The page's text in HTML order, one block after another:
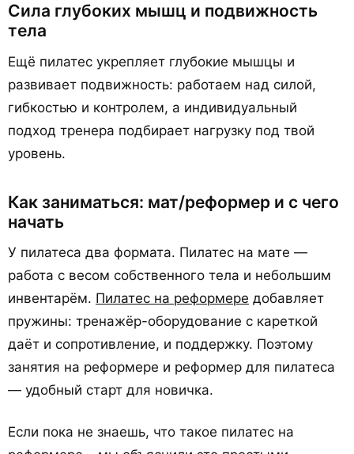
Сила глубоких мышц и подвижность
тела
Ещё пилатес укрепляет глубокие мышцы и
развивает подвижность: работаем над силой,
гибкостью и контролем, а индивидуальный
подход тренера подбирает нагрузку под твой
уровень.
Как заниматься: мат/реформер и с чего
начать
У пилатеса два формата. Пилатес на мате —
работа с весом собственного тела и небольшим
инвентарём. Пилатес на реформере добавляет
пружины: тренажёр-оборудование с кареткой
даёт и сопротивление, и поддержку. Поэтому
занятия на реформере и реформер для пилатеса
— удобный старт для новичка.
Если пока не знаешь, что такое пилатес на